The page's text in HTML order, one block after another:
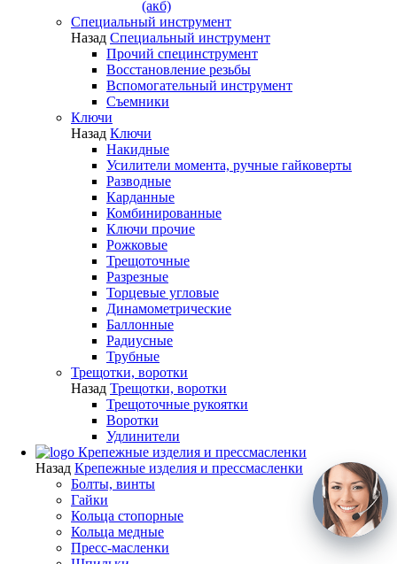
(акб)
Специальный инструмент
Назад Специальный инструмент
Прочий специнструмент
Восстановление резьбы
Вспомогательный инструмент
Съемники
Ключи
Назад Ключи
Накидные
Усилители момента, ручные гайковерты
Разводные
Карданные
Комбинированные
Ключи прочие
Рожковые
Трещоточные
Разрезные
Торцевые угловые
Динамометрические
Баллонные
Радиусные
Трубные
Трещотки, воротки
Назад Трещотки, воротки
Трещоточные рукоятки
Воротки
Удлинители
Крепежные изделия и прессмасленки
Назад Крепежные изделия и прессмасленки
Болты, винты
Гайки
Кольца стопорные
Кольца медные
Пресс-масленки